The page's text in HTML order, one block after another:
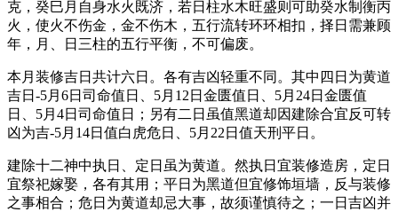
克，癸巳月自身水火既济，若日柱水木旺盛则可助癸水制衡丙
火，使火不伤金，金不伤木，五行流转环环相扣，择日需兼顾
年，月、日三柱的五行平衡，不可偏废。
本月装修吉日共计六日。各有吉凶轻重不同。其中四日为黄道
吉日-5月6日司命值日、5月12日金匮值日、5月24日金匮值
日、5月4日司命值日；另有二日虽值黑道却因建除合宜反可转
凶为吉-5月14日值白虎危日、5月22日值天刑平日。
建除十二神中执日、定日虽为黄道。然执日宜装修造房，定日
宜祭祀嫁娶，各有其用；平日为黑道但宜修饰垣墙，反与装修
之事相合；危日为黄道却忌大事，故须谨慎待之；一日吉凶并